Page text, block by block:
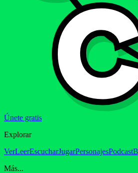
Únete gratis
Explorar
VerLeerEscucharJugarPersonajesPodcast
Más...